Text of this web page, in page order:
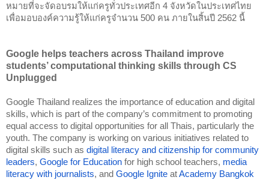
หมายที่จะจัดอบรมให้แก่ครูทั่วประเทศอีก 4 จังหวัดในประเทศไทย
เพื่อมอบองค์ความรู้ให้แก่ครูจำนวน 500 คน ภายในสิ้นปี 2562 นี้
Google helps teachers across Thailand improve
students’ computational thinking skills through CS
Unplugged
Google Thailand realizes the importance of education and digital
skills, which is part of the company’s commitment to promoting
equal access to digital opportunities for all Thais, particularly the
youth. The company is working on various initiatives related to
digital skills such as digital literacy and citizenship for community
leaders, Google for Education for high school teachers, media
literacy with journalists, and Google Ignite at Academy Bangkok